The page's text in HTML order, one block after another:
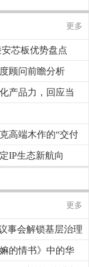
更多
芯板优势盘点
顾问前瞻分析
产品力，回应当
高端木作的“交付
IP生态新航向
更多
事会解锁基层治理
的情书》中的华